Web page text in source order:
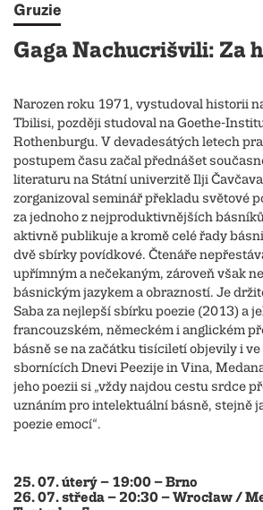
Gruzie
Gaga Nachucrišvili: Za
Narozen roku 1971, vystudoval historii
Tbilisi, později studoval na Goethe-
Rothenburgu. V devadesátých letech
postupem času začal přednášet
literaturu na Státní univerzitě Ilji
zorganizoval seminář překladu světové
za jednoho z nejproduktivnějších
aktivně publikuje a kromě celé řady
dvě sbírky povídkové. Čtenáře
upřímným a nečekaným, zároveň však
básnickým jazykem a obrazností. Je
Saba za nejlepší sbírku poezie (2013) a
francouzském, německém i anglickém
básně se na začátku tisíciletí objevily i
sbornících Dnevi Peezije in Vina,
jeho poezii si „vždy najdou cestu srdce
uznáním pro intelektuální básně, stejně
poezie emocí“.
25. 07. úterý – 19:00 – Brno
26. 07. středa – 20:30 – Wrocław /